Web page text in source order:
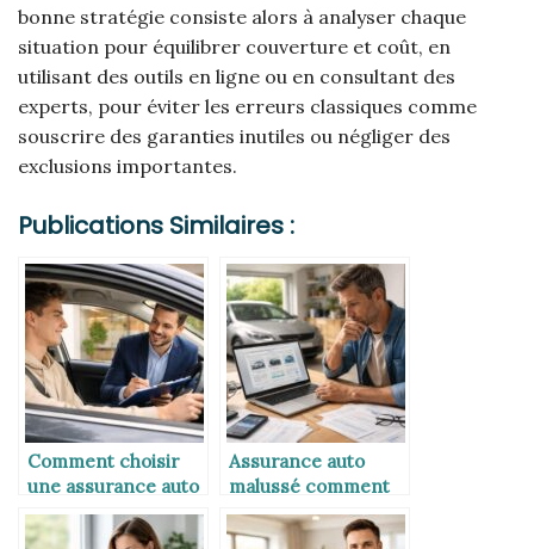
bonne stratégie consiste alors à analyser chaque
situation pour équilibrer couverture et coût, en
utilisant des outils en ligne ou en consultant des
experts, pour éviter les erreurs classiques comme
souscrire des garanties inutiles ou négliger des
exclusions importantes.
Publications Similaires :
Comment choisir
une assurance auto
quand on est jeune
conducteur
Assurance auto
malussé comment
payer moins cher